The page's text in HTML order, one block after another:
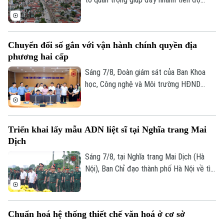
nhiều người dân và doanh nghiệp đã sớm
siêu dự án 162.000 tỷ đồng này.
Chuyển đổi số gắn với vận hành chính quyền địa
phương hai cấp
Sáng 7/8, Đoàn giám sát của Ban Khoa
học, Công nghệ và Môi trường HĐND
Triển khai lấy mẫu ADN liệt sĩ tại Nghĩa trang Mai
Dịch
Sáng 7/8, tại Nghĩa trang Mai Dịch (Hà
Nội), Ban Chỉ đạo thành phố Hà Nội về tìm
khai công tác lấy mẫu hài cốt liệt sĩ chưa
Chuẩn hoá hệ thống thiết chế văn hoá ở cơ sở